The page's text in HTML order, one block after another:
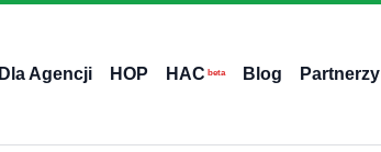
Dla Agencji HOP HAC beta Blog Partnerzy